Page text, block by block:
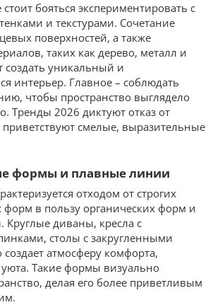
бояться экспериментировать с
и текстурами. Сочетание
поверхностей, а также
таких как дерево, металл и
создать уникальный и
интерьер. Главное – соблюдать
чтобы пространство выглядело
Тренды 2026 диктуют отказ от
приветствуют смелые, выразительные
формы и плавные линии
отходом от строгих
форм в пользу органических форм и
диваны, кресла с
столы с закругленными
создает атмосферу комфорта,
уюта. Такие формы визуально
делая его более приветливым